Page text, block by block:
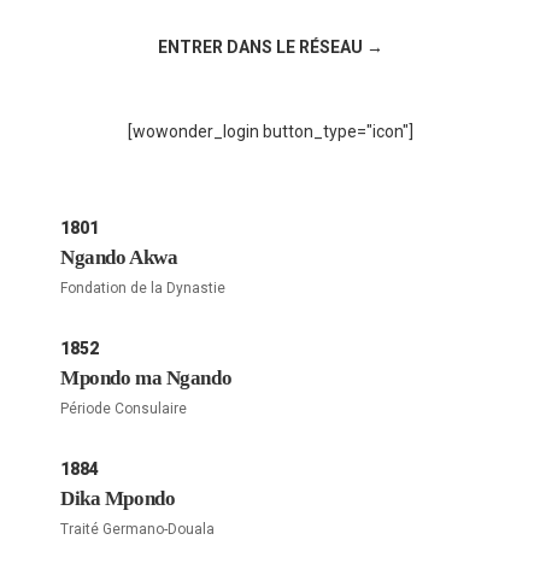
ENTRER DANS LE RÉSEAU →
[wowonder_login button_type="icon"]
1801
Ngando Akwa
Fondation de la Dynastie
1852
Mpondo ma Ngando
Période Consulaire
1884
Dika Mpondo
Traité Germano-Douala